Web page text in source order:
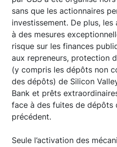
sans que les actionnaires
investissement. De plus,
à des mesures
risque sur les finances
aux repreneurs, protection
(y compris les dépôts non
des dépôts) de Silicon
Bank et prêts
face à des fuites de dépôts
précédent.
Seule l’activation des